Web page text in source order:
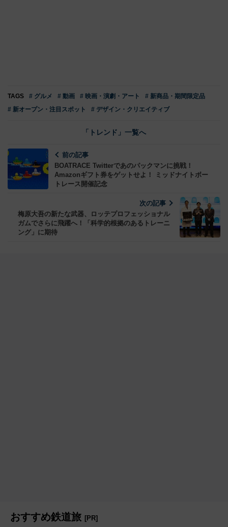
TAGS # グルメ # 動画 # 映画・演劇・アート
# 新商品・期間限定品
# 新オープン・注目スポット
# デザイン・クリエイティブ
「トレンド」一覧へ
前の記事
BOATRACE Twitterであのパックマンに挑戦！
Amazonギフト券をゲットせよ！ ミッドナイトボー
トレース開催記念
次の記事
梅原大吾の新たな武器、ロッテプロフェッショナル
ガムでさらに飛躍へ！「科学的根拠のあるトレーニ
ング」に期待
おすすめ鉄道旅 [PR]